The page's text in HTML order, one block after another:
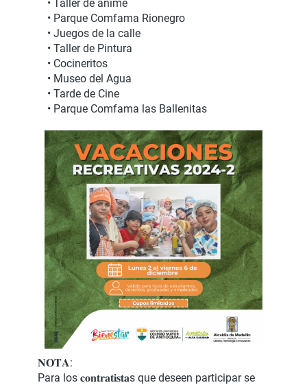
• Taller de anime
• Parque Comfama Rionegro
• Juegos de la calle
• Taller de Pintura
• Cocineritos
• Museo del Agua
• Tarde de Cine
• Parque Comfama las Ballenitas
𝐍𝐎𝐓𝐀:
Para los 𝐜𝐨𝐧𝐭𝐫𝐚𝐭𝐢𝐬𝐭𝐚s que deseen participar se